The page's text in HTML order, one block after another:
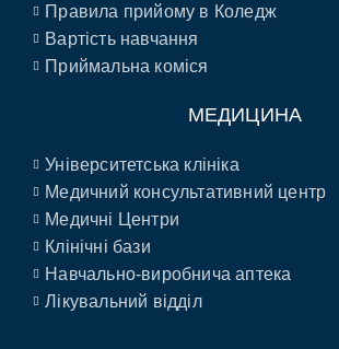
Правила прийому в Коледж
Вартість навчання
Приймальна коміся
МЕДИЦИНА
Університетська клініка
Медичний консультативний центр
Медичні Центри
Клінічні бази
Навчально-виробнича аптека
Лікувальний відділ